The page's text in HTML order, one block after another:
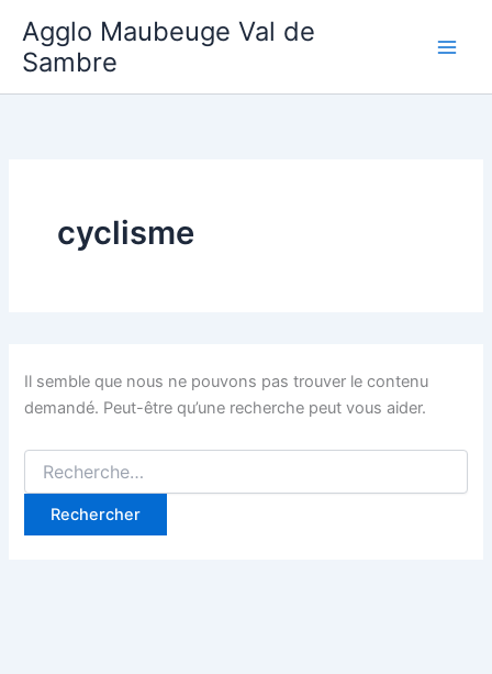
contenu
Agglo Maubeuge Val de
Sambre
cyclisme
Il semble que nous ne pouvons pas trouver le contenu
demandé. Peut-être qu’une recherche peut vous aider.
Rechercher :